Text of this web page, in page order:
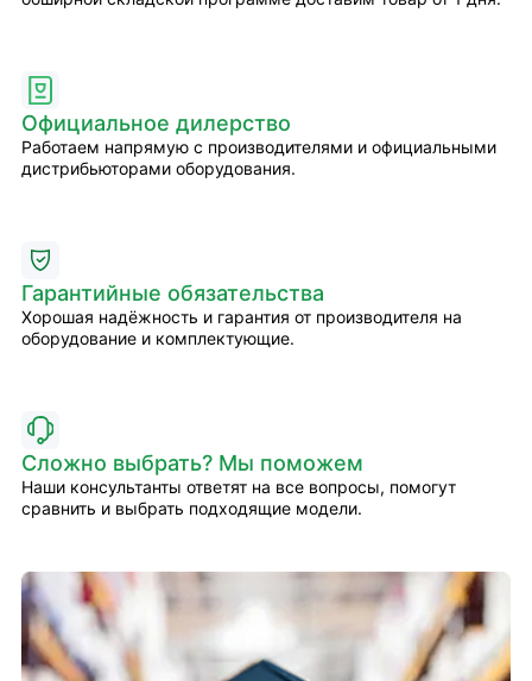
Официальное дилерство
Работаем напрямую с производителями и официальными
дистрибьюторами оборудования.
Гарантийные обязательства
Хорошая надёжность и гарантия от производителя на
оборудование и комплектующие.
Сложно выбрать? Мы поможем
Наши консультанты ответят на все вопросы, помогут
сравнить и выбрать подходящие модели.